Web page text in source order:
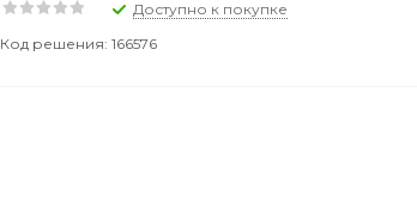
Доступно к покупке
Код решения: 166576